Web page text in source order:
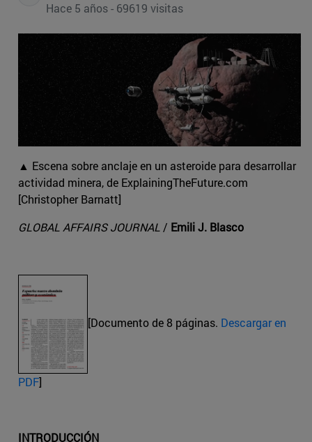
Hace 5 años - 69619 visitas
▲ Escena sobre anclaje en un asteroide para desarrollar
actividad minera, de ExplainingTheFuture.com
[Christopher Barnatt]
GLOBAL AFFAIRS JOURNAL / Emili J. Blasco
[Documento de 8 páginas. Descargar en
PDF]
INTRODUCCIÓN